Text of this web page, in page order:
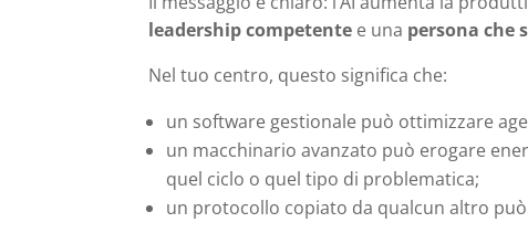
leadership competente e una persona che
Nel tuo centro, questo significa che:
un software gestionale può ottimizzare
un macchinario avanzato può erogare
quel ciclo o quel tipo di problematica;
un protocollo copiato da qualcun altro